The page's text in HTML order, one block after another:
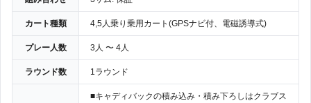
カート種類 4,5人乗り乗用カート(GPSナビ付、電磁誘導式)
プレー人数 3人 〜 4人
ラウンド数 1ラウンド
■キャディバックの積み込み・積み下ろしはクラブス